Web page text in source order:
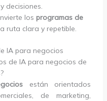
decisiones.
los programas de
ruta clara y repetible.
IA para negocios
de IA para negocios de
están orientados
de marketing,